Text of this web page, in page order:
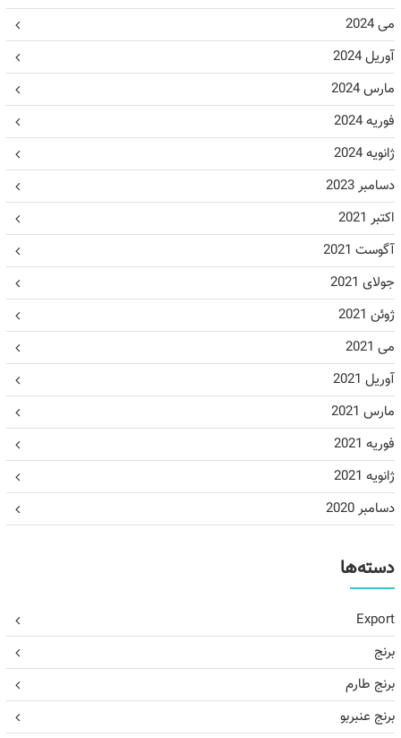
می 2024
آوریل 2024
مارس 2024
فوریه 2024
ژانویه 2024
دسامبر 2023
اکتبر 2021
آگوست 2021
جولای 2021
ژوئن 2021
می 2021
آوریل 2021
مارس 2021
فوریه 2021
ژانویه 2021
دسامبر 2020
دسته‌ها
Export
برنج
برنج طارم
برنج عنبربو